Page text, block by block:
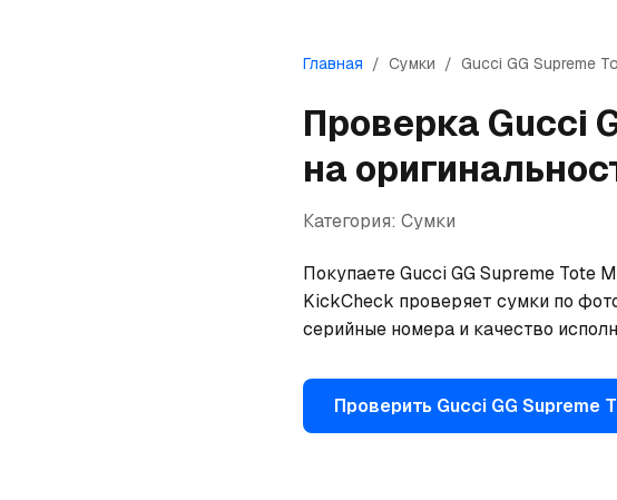
Главная / Сумки / Gucci GG Supreme
Проверка Gucci
на
Категория: Сумки
Покупаете Gucci GG Supreme Tote
KickCheck проверяет сумки по
серийные номера и качество
Проверить Gucci GG Supreme